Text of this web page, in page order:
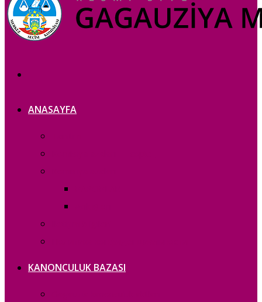
ANASAYFA
KANONCULUK BAZASI